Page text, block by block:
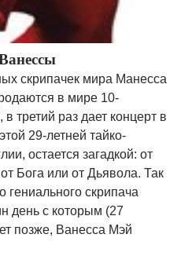
скрипачек мира Манесса
в мире 10-
третий раз дает концерт в
29-летней тайко-
остается загадкой: от
Бога или от Дьявола. Так
гениального скрипача
день с которым (27
позже, Ванесса Мэй